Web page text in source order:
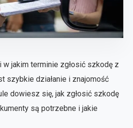
w jakim terminie zgłosić szkodę z
szybkie działanie i znajomość
dowiesz się, jak zgłosić szkodę
są potrzebne i jakie